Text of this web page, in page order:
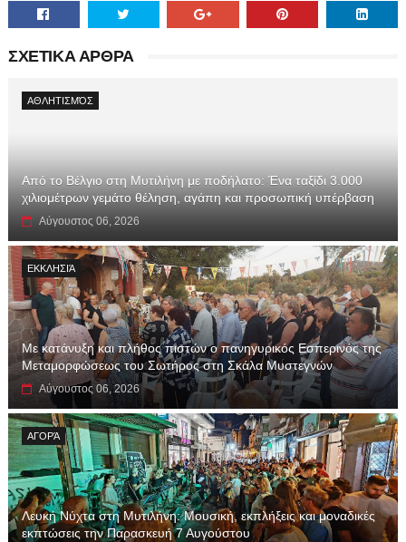
ΣΧΕΤΙΚΑ ΑΡΘΡΑ
ΑΘΛΗΤΙΣΜΌΣ
Από το Βέλγιο στη Μυτιλήνη με ποδήλατο: Ένα ταξίδι 3.000
χιλιομέτρων γεμάτο θέληση, αγάπη και προσωπική υπέρβαση
Αύγουστος 06, 2026
ΕΚΚΛΗΣΙΆ
Με κατάνυξη και πλήθος πιστών ο πανηγυρικός Εσπερινός της
Μεταμορφώσεως του Σωτήρος στη Σκάλα Μυστεγνών
Αύγουστος 06, 2026
ΑΓΟΡΆ
Λευκή Νύχτα στη Μυτιλήνη: Μουσική, εκπλήξεις και μοναδικές
εκπτώσεις την Παρασκευή 7 Αυγούστου